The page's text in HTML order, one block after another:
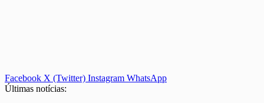
Facebook X (Twitter) Instagram WhatsApp
Últimas notícias: